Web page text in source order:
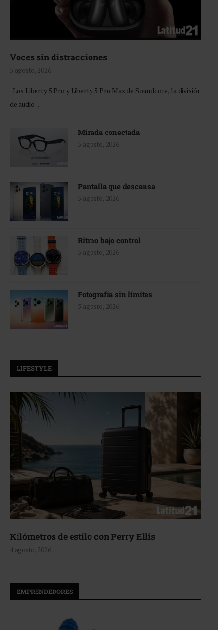
Voces sin distracciones
5 agosto, 2026
Los Liberty 5 Pro y Liberty 5 Pro Max de Soundcore, la división
de audio …
Mirada conectada
5 agosto, 2026
Pantalla que descansa
5 agosto, 2026
Ritmo bajo control
5 agosto, 2026
Fotografía sin límites
5 agosto, 2026
LIFESTYLE
Aerie, texturas que fluyen
4 agosto, 2026
EMPRENDEDORES